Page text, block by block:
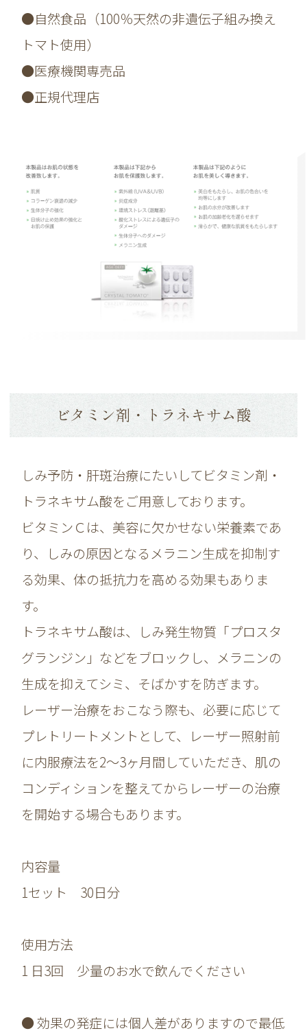
●自然食品（100％天然の非遺伝子組み換え
トマト使用）
●医療機関専売品
●正規代理店
ビタミン剤・トラネキサム酸
しみ予防・肝斑治療にたいしてビタミン剤・
トラネキサム酸をご用意しております。
ビタミンＣは、美容に欠かせない栄養素であ
り、しみの原因となるメラニン生成を抑制す
る効果、体の抵抗力を高める効果もありま
す。
トラネキサム酸は、しみ発生物質「プロスタ
グランジン」などをブロックし、メラニンの
生成を抑えてシミ、そばかすを防ぎます。
レーザー治療をおこなう際も、必要に応じて
プレトリートメントとして、レーザー照射前
に内服療法を2～3ヶ月間していただき、肌の
コンディションを整えてからレーザーの治療
を開始する場合もあります。
内容量
1セット 30日分
使用方法
1 日3回 少量のお水で飲んでください
● 効果の発症には個人差がありますので最低